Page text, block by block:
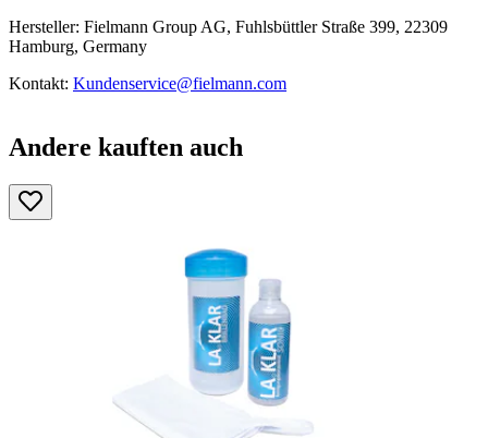
Hersteller: Fielmann Group AG, Fuhlsbüttler Straße 399, 22309
Hamburg, Germany
Kontakt: Kundenservice@fielmann.com
Andere kauften auch